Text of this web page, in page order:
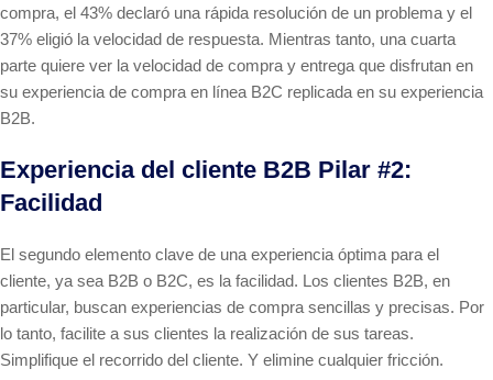
compra, el 43% declaró una rápida resolución de un problema y el
37% eligió la velocidad de respuesta. Mientras tanto, una cuarta
parte quiere ver la velocidad de compra y entrega que disfrutan en
su experiencia de compra en línea B2C replicada en su experiencia
B2B.
Experiencia del cliente B2B Pilar #2:
Facilidad
El segundo elemento clave de una experiencia óptima para el
cliente, ya sea B2B o B2C, es la facilidad. Los clientes B2B, en
particular, buscan experiencias de compra sencillas y precisas. Por
lo tanto, facilite a sus clientes la realización de sus tareas.
Simplifique el recorrido del cliente. Y elimine cualquier fricción.